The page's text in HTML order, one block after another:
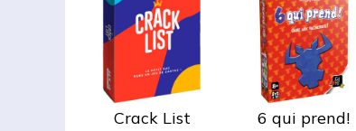
Crack List 6 qui prend!